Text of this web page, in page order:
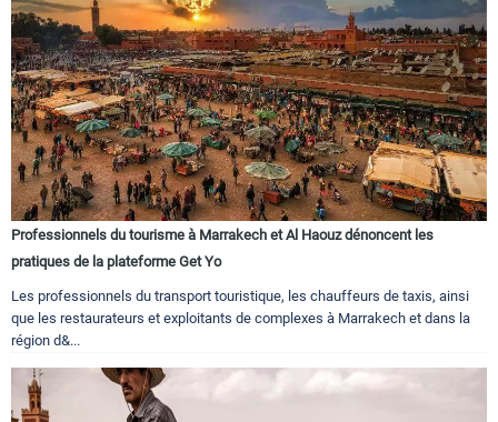
Professionnels du tourisme à Marrakech et Al Haouz dénoncent les
pratiques de la plateforme Get Yo
Les professionnels du transport touristique, les chauffeurs de taxis, ainsi
que les restaurateurs et exploitants de complexes à Marrakech et dans la
région d&...